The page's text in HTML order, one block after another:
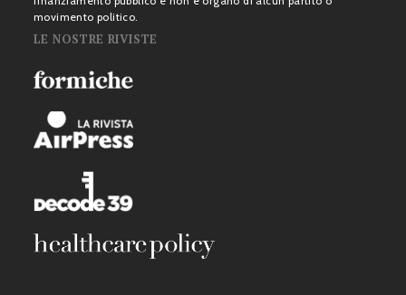
movimento politico.
LE NOSTRE RIVISTE